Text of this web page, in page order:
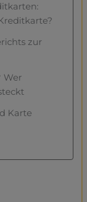
zur
Wer
Karte